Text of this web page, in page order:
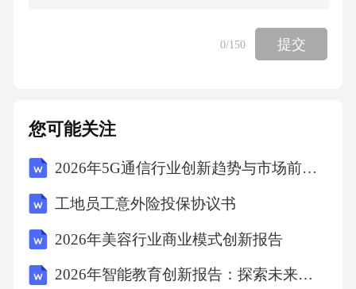
药物耐受性差，β受体阻滞剂应用受限处理策略
钾、监测肾功能，动态调整药物随访结果术后6
个月维持窦性心律，心功能改善至II级，未再因
心源性休克急诊介入诊疗难点处理策略转归：
成功脱机，LVEF恢复至42%，无后遗症。体现
多学科协作与生命支持技术的关键作用70/40mm
0/150 提交
您可能关注
2026年5G通信行业创新趋势与市场前景分析报告
工地员工意外险投保协议书
2026年美容行业商业模式创新报告
2026年智能教育创新报告：探索未来教学模式变革